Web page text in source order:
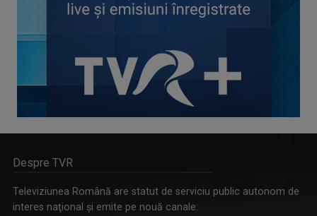
Despre TVR
Televiziunea Română are statut de serviciu public autonom de
interes naţional şi emite pe nouă canale: